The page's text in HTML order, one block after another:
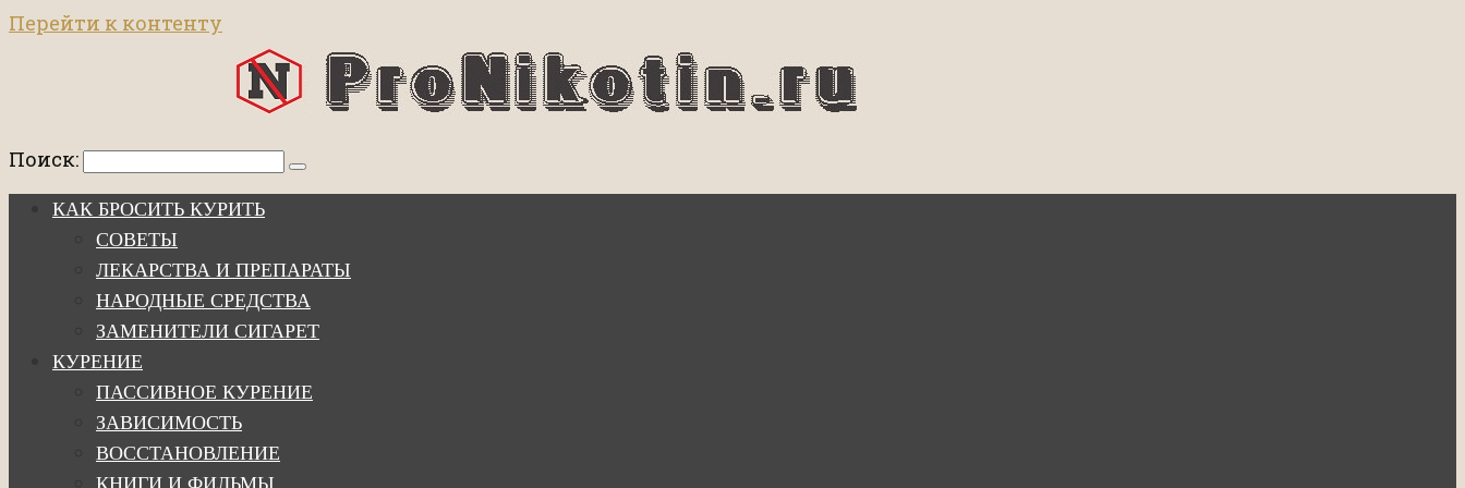
Перейти к контенту
Поиск:
КАК БРОСИТЬ КУРИТЬ
СОВЕТЫ
ЛЕКАРСТВА И ПРЕПАРАТЫ
НАРОДНЫЕ СРЕДСТВА
ЗАМЕНИТЕЛИ СИГАРЕТ
КУРЕНИЕ
ПАССИВНОЕ КУРЕНИЕ
ЗАВИСИМОСТЬ
ВОССТАНОВЛЕНИЕ
КНИГИ И ФИЛЬМЫ